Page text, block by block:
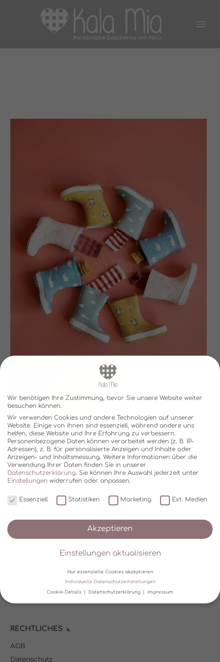
Zahlungsoptionen
Mein Kundenkonto
RECHTLICHES
AGB
Datenschutz
Wir benötigen Ihre Zustimmung, bevor Sie unsere Website weiter
besuchen können.
Wir verwenden Cookies und andere Technologien auf unserer
Website. Einige von ihnen sind essenziell, während andere uns
helfen, diese Website und Ihre Erfahrung zu verbessern.
Personenbezogene Daten können verarbeitet werden (z. B. IP-
Adressen), z. B. für personalisierte Anzeigen und Inhalte oder
Anzeigen- und Inhaltsmessung. Weitere Informationen über die
Verwendung Ihrer Daten finden Sie in unserer
Datenschutzerklärung Sie können Ihre Auswahl jederzeit unter
Einstellungen widerrufen oder anpassen.
Essenziell Statistiken Marketing Ext. Medien
Akzeptieren
Einstellungen aktualisieren
Nur essenzielle Cookies akzeptieren
Individuelle Datenschutzeinstellungen
Cookie-Details Datenschutzerklärung Impressum
Wir verwenden Cookies und andere Technologien auf unserer
helfen, diese Website und Ihre Erfahrung zu verbessern.